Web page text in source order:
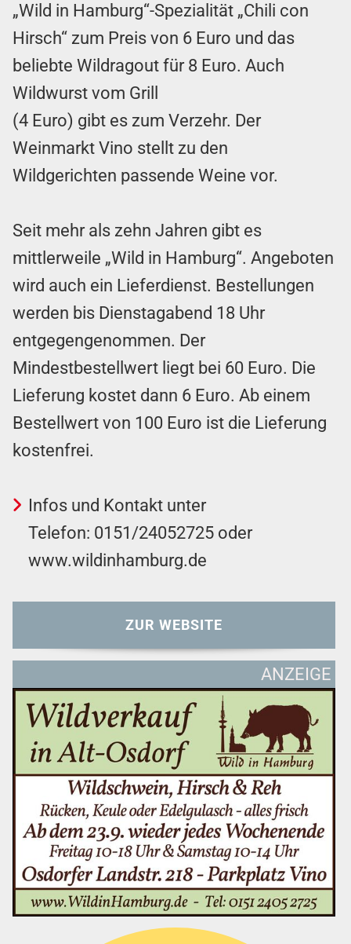
„Wild in Hamburg“-Spezialität „Chili con
Hirsch“ zum Preis von 6 Euro und das
beliebte Wildragout für 8 Euro. Auch
Wildwurst vom Grill
(4 Euro) gibt es zum Verzehr. Der
Weinmarkt Vino stellt zu den
Wildgerichten passende Weine vor.
Seit mehr als zehn Jahren gibt es
mittlerweile „Wild in Hamburg“. Angeboten
wird auch ein Lieferdienst. Bestellungen
werden bis Dienstagabend 18 Uhr
entgegengenommen. Der
Mindestbestellwert liegt bei 60 Euro. Die
Lieferung kostet dann 6 Euro. Ab einem
Bestellwert von 100 Euro ist die Lieferung
kostenfrei.
Infos und Kontakt unter
Telefon: 0151/24052725 oder
www.wildinhamburg.de
ZUR WEBSITE
ANZEIGE